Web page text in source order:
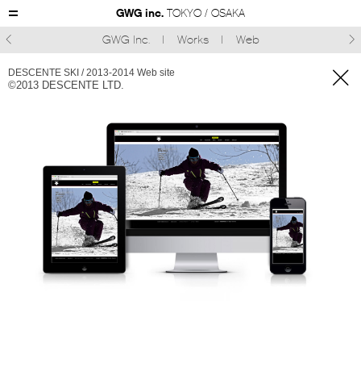
GWG inc. TOKYO / OSAKA
GWG Inc.
Works Web
DESCENTE SKI / 2013-2014 Web site
©︎2013 DESCENTE LTD. 
 